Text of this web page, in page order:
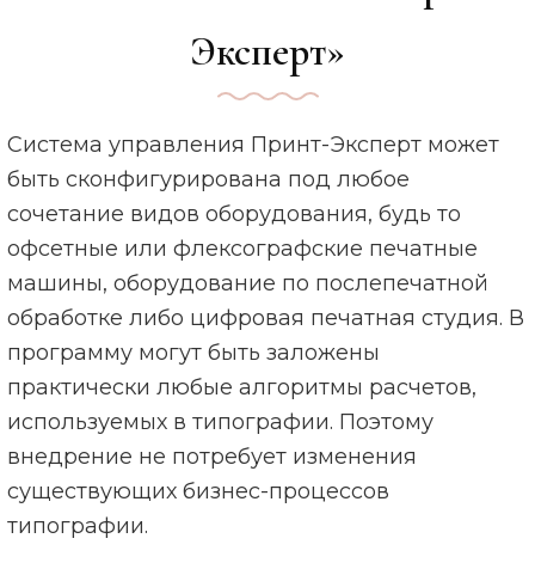
Эксперт»
Система управления Принт-Эксперт может
быть сконфигурирована под любое
сочетание видов оборудования, будь то
офсетные или флексографские печатные
машины, оборудование по послепечатной
обработке либо цифровая печатная студия. В
программу могут быть заложены
практически любые алгоритмы расчетов,
используемых в типографии. Поэтому
внедрение не потребует изменения
существующих бизнес-процессов
типографии.